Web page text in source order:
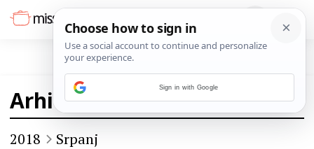
Arhiva
2018 Srpanj
Sign in with Google